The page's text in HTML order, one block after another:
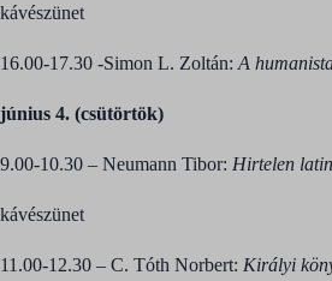
kávészünet
16.00-17.30 -Simon L. Zoltán: A
június 4. (csütörtök)
9.00-10.30 – Neumann Tibor: Hirtelen
kávészünet
11.00-12.30 – C. Tóth Norbert: Királyi